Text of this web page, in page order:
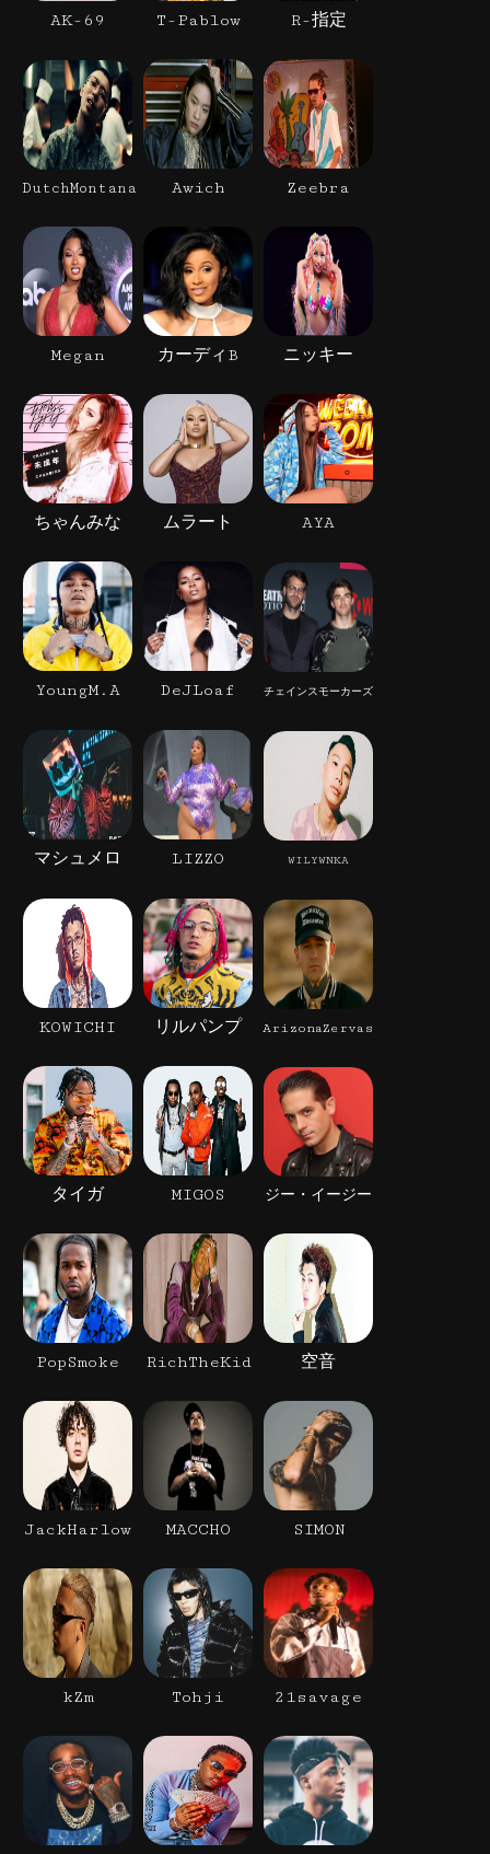
AK-69 T-Pablow R-指定
DutchMontana Awich Zeebra
Megan カーディB ニッキー
ちゃんみな ムラート AYA
YoungM.A DeJLoaf チェインスモーカーズ
マシュメロ LIZZO WILYWNKA
KOWICHI リルパンプ ArizonaZervas
タイガ MIGOS ジー・イージー
PopSmoke RichTheKid 空音
JackHarlow MACCHO SIMON
kZm Tohji 21savage